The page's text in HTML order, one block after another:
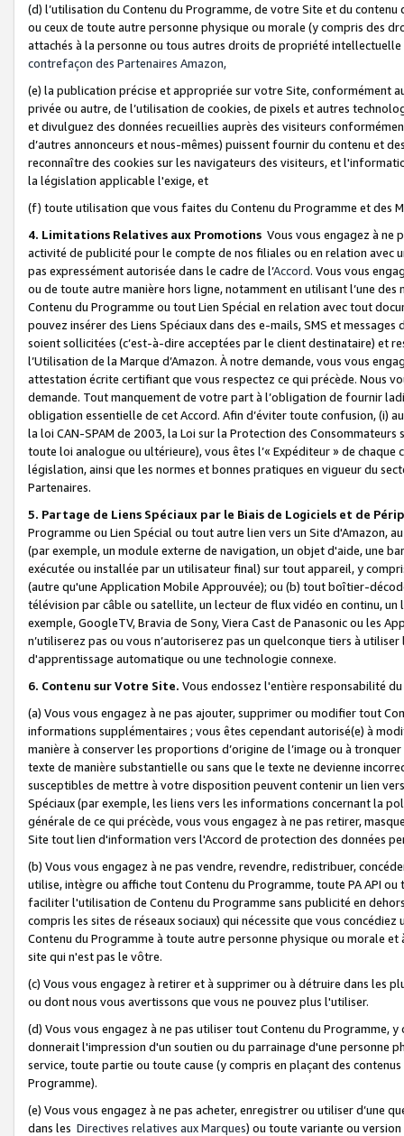
(d) l’utilisation du Contenu du Programme, de votre Site et du
ou ceux de toute autre personne physique ou morale (y compris des
attachés à la personne ou tous autres droits de propriété
contrefaçon des Partenaires Amazon,
(e) la publication précise et appropriée sur votre Site, conformément
privée ou autre, de l’utilisation de cookies, de pixels et autres
et divulguez des données recueillies auprès des visiteurs
d’autres annonceurs et nous-mêmes) puissent fournir du contenu et
reconnaître des cookies sur les navigateurs des visiteurs, et
la législation applicable l'exige, et
(f) toute utilisation que vous faites du Contenu du Programme et des
4. Limitations Relatives aux Promotions Vous vous engagez à ne
activité de publicité pour le compte de nos filiales ou en relation avec
pas expressément autorisée dans le cadre de l’Accord. Vous vous
ou de toute autre manière hors ligne, notamment en utilisant l’une
Contenu du Programme ou tout Lien Spécial en relation avec tout
pouvez insérer des Liens Spéciaux dans des e-mails, SMS et
soient sollicitées (c’est-à-dire acceptées par le client destinataire) et
l’Utilisation de la Marque d’Amazon. À notre demande, vous vous
attestation écrite certifiant que vous respectez ce qui précède. Nous
demande. Tout manquement de votre part à l’obligation de fournir
obligation essentielle de cet Accord. Afin d’éviter toute confusion, (i)
la loi CAN-SPAM de 2003, la Loi sur la Protection des
toute loi analogue ou ultérieure), vous êtes l’« Expéditeur » de
législation, ainsi que les normes et bonnes pratiques en vigueur du
Partenaires.
5. Partage de Liens Spéciaux par le Biais de Logiciels et de
Programme ou Lien Spécial ou tout autre lien vers un Site d'Amazon,
(par exemple, un module externe de navigation, un objet d'aide, une
exécutée ou installée par un utilisateur final) sur tout appareil, y
(autre qu'une Application Mobile Approuvée); ou (b) tout boîtier-
télévision par câble ou satellite, un lecteur de flux vidéo en continu,
exemple, GoogleTV, Bravia de Sony, Viera Cast de Panasonic ou les
n’utiliserez pas ou vous n’autoriserez pas un quelconque tiers à
d'apprentissage automatique ou une technologie connexe.
6. Contenu sur Votre Site. Vous endossez l'entière responsabilité
(a) Vous vous engagez à ne pas ajouter, supprimer ou modifier tout
informations supplémentaires ; vous êtes cependant autorisé(e) à
manière à conserver les proportions d’origine de l’image ou à
texte de manière substantielle ou sans que le texte ne devienne
susceptibles de mettre à votre disposition peuvent contenir un lien
Spéciaux (par exemple, les liens vers les informations concernant la
générale de ce qui précède, vous vous engagez à ne pas retirer,
Site tout lien d'information vers l'Accord de protection des données
(b) Vous vous engagez à ne pas vendre, revendre, redistribuer,
utilise, intègre ou affiche tout Contenu du Programme, toute PA API
faciliter l'utilisation de Contenu du Programme sans publicité en
compris les sites de réseaux sociaux) qui nécessite que vous
Contenu du Programme à toute autre personne physique ou morale
site qui n'est pas le vôtre.
(c) Vous vous engagez à retirer et à supprimer ou à détruire dans les
ou dont nous vous avertissons que vous ne pouvez plus l'utiliser.
(d) Vous vous engagez à ne pas utiliser tout Contenu du Programme,
donnerait l'impression d'un soutien ou du parrainage d'une personne
service, toute partie ou toute cause (y compris en plaçant des
Programme).
(e) Vous vous engagez à ne pas acheter, enregistrer ou utiliser d’une
dans les Directives relatives aux Marques) ou toute variante ou